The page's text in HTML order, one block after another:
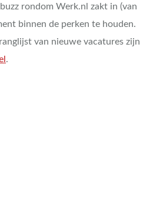
rondom Werk.nl zakt in (van
binnen de perken te houden.
van nieuwe vacatures zijn
.